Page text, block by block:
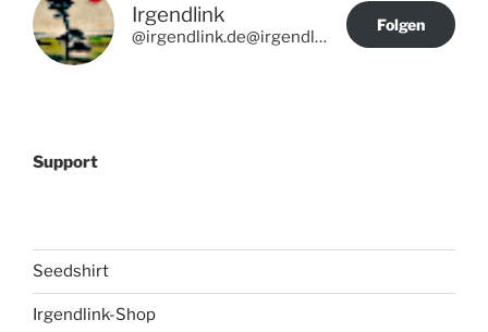
Irgendlink
@irgendlink.de@irgendlink.de
Folgen
Support
Seedshirt
Irgendlink-Shop